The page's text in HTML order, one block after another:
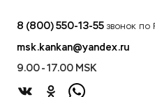
8 (800) 550-13-55 звонок по
msk.kankan@yandex.ru
9.00 - 17.00 MSK